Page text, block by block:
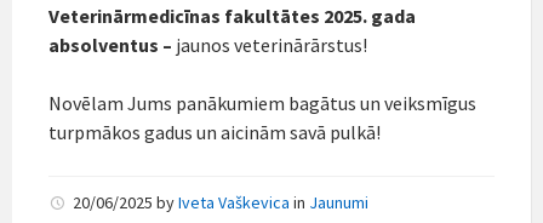
Veterinārmedicīnas fakultātes 2025. gada
absolventus – jaunos veterinārārstus!
Novēlam Jums panākumiem bagātus un veiksmīgus
turpmākos gadus un aicinām savā pulkā!
20/06/2025 byIveta Vaškevica in Jaunumi